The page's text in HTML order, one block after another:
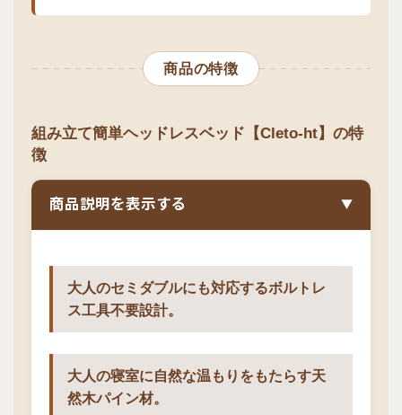
商品の特徴
組み立て簡単ヘッドレスベッド【Cleto-ht】の特
徴
商品説明を表示する ▼
大人のセミダブルにも対応するボルトレ
ス工具不要設計。
大人の寝室に自然な温もりをもたらす天
然木パイン材。